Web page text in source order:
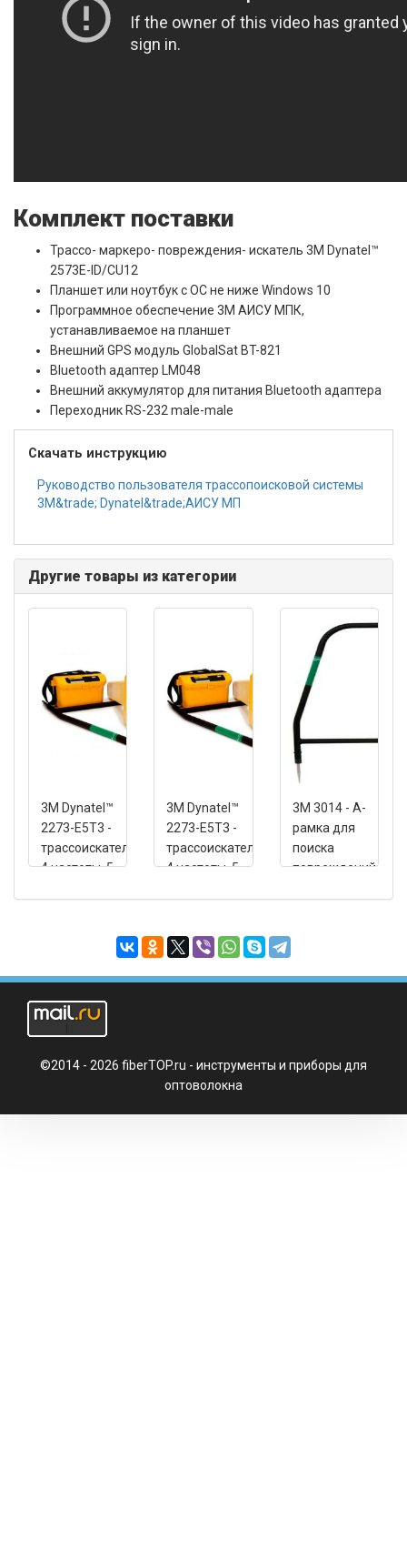
Комплект поставки
Трассо- маркеро- повреждения- искатель 3M Dynatel™
2573E-ID/CU12
Планшет или ноутбук с ОС не ниже Windows 10
Программное обеспечение 3М АИСУ МПК,
устанавливаемое на планшет
Внешний GPS модуль GlobalSat BT-821
Bluetooth адаптер LM048
Внешний аккумулятор для питания Bluetooth адаптера
Переходник RS-232 male-male
Скачать инструкцию
Руководство пользователя трассопоисковой системы
3M&trade; Dynatel&trade;АИСУ МП
Другие товары из категории
3M Dynatel™
2273-Е5Т3 -
трассоискатель,
4 частоты, 5
3M Dynatel™
2273-Е5Т3 -
трассоискатель,
4 частоты, 5
3M 3014 - А-
рамка для
поиска
повреждений
©2014 - 2026 fiberTOP.ru - инструменты и приборы для
оптоволокна